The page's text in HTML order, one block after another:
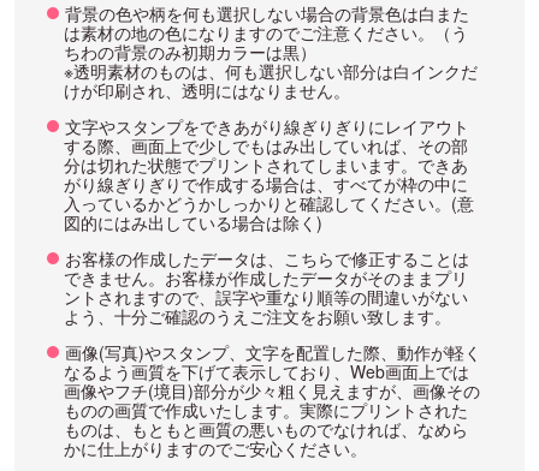
背景の色や柄を何も選択しない場合の背景色は白また
は素材の地の色になりますのでご注意ください。（う
ちわの背景のみ初期カラーは黒）
※透明素材のものは、何も選択しない部分は白インクだ
けが印刷され、透明にはなりません。
文字やスタンプをできあがり線ぎりぎりにレイアウト
する際、画面上で少しでもはみ出していれば、その部
分は切れた状態でプリントされてしまいます。できあ
がり線ぎりぎりで作成する場合は、すべてが枠の中に
入っているかどうかしっかりと確認してください。(意
図的にはみ出している場合は除く)
お客様の作成したデータは、こちらで修正することは
できません。お客様が作成したデータがそのままプリ
ントされますので、誤字や重なり順等の間違いがない
よう、十分ご確認のうえご注文をお願い致します。
画像(写真)やスタンプ、文字を配置した際、動作が軽く
なるよう画質を下げて表示しており、Web画面上では
画像やフチ(境目)部分が少々粗く見えますが、画像その
ものの画質で作成いたします。実際にプリントされた
ものは、もともと画質の悪いものでなければ、なめら
かに仕上がりますのでご安心ください。